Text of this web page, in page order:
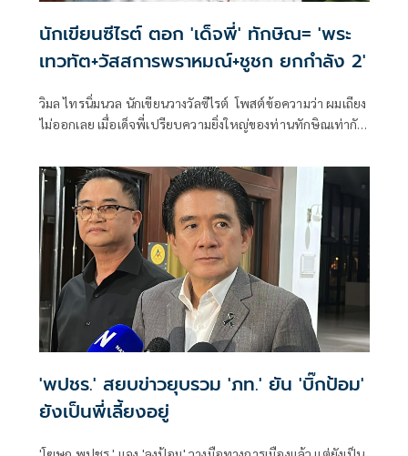
นักเขียนซีไรต์ ตอก 'เด็จพี่' ทักษิณ= 'พระ
เทวทัต+วัสสการพราหมณ์+ชูชก ยกกำลัง 2'
วิมล ไทรนิ่มนวล นักเขียนวางวัลซีไรต์ โพสต์ข้อความว่า ผมเถียง
ไม่ออกเลย เมื่อเด็จพี่เปรียบความยิ่งใหญ่ของท่านทักษิณเท่ากับ
'พปชร.' สยบข่าวยุบรวม 'ภท.' ยัน 'บิ๊กป้อม'
ยังเป็นพี่เลี้ยงอยู่